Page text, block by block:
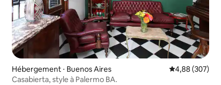
Hébergement ⋅ Buenos Aires Évaluation
4,88 (307)
Casabierta, style à Palermo BA.